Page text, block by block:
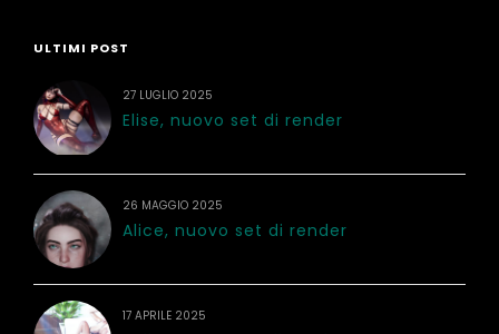
ULTIMI POST
27 LUGLIO 2025
Elise, nuovo set di render
26 MAGGIO 2025
Alice, nuovo set di render
17 APRILE 2025